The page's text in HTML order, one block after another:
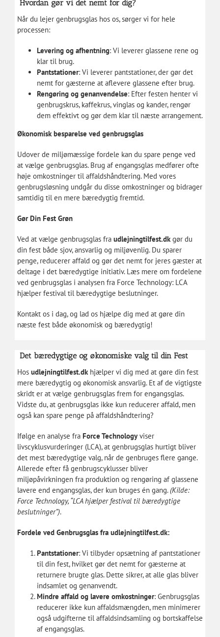
Hvordan gør vi det nemt for dig?
Når du lejer genbrugsglas hos os, sørger vi for hele
processen:
Levering og afhentning: Vi leverer glassene rene og
klar til brug.
Pantstationer: Vi leverer pantstationer, der gør det
nemt for gæsterne at aflevere glassene efter brug.
Rengøring og genanvendelse: Efter festen henter vi
genbrugskrus, kaffekrus, vinglas og kander, rengør
dem effektivt og gør dem klar til næste arrangement.
Økonomisk besparelse ved genbrugsglas
Udover de miljømæssige fordele kan du spare penge ved
at vælge genbrugsglas. Brug af engangsglas medfører ofte
høje omkostninger til affaldshåndtering. Med vores
genbrugsløsning undgår du disse omkostninger og bidrager
samtidig til en mere bæredygtig fremtid.
Gør Din Fest Grøn
Ved at vælge genbrugsglas fra udlejningtilfest.dkgør du
din fest både sjov, ansvarlig og miljøvenlig. Du sparer
penge, reducerer affald og gør det nemt for jeres gæster at
deltage i det bæredygtige initiativ. Læs mere om fordelene
ved genbrugsglas i analysen fra Force Technology: LCA
hjælper festival til bæredygtige beslutninger.
Kontakt os i dag, og lad os hjælpe dig med at gøre din
næste fest både økonomisk og bæredygtig!
Det bæredygtige og økonomiske valg til din Fest
Hos udlejningtilfest.dkhjælper vi dig med at gøre din fest
mere bæredygtig og økonomisk ansvarlig. Et af de vigtigste
skridt er at vælge genbrugsglas frem for engangsglas.
Vidste du, at genbrugsglas ikke kun reducerer affald, men
også kan spare penge på affaldshåndtering?
Ifølge en analyse fra Force Technologyviser
livscyklusvurderinger (LCA), at genbrugsglas hurtigt bliver
det mest bæredygtige valg, når de genbruges flere gange.
Allerede efter få genbrugscyklusser bliver
miljøpåvirkningen fra produktion og rengøring af glassene
lavere end engangsglas, der kun bruges én gang.(Kilde:
Force Technology, “LCA hjælper festival til bæredygtige
beslutninger”).
Fordele ved Genbrugsglas fra udlejningtilfest.dk:
Pantstationer: Vi tilbyder opsætning af pantstationer
til din fest, hvilket gør det nemt for gæsterne at
returnere brugte glas. Dette sikrer, at alle glas bliver
indsamlet og genanvendt.
Mindre affald og lavere omkostninger: Genbrugsglas
reducerer ikke kun affaldsmængden, men minimerer
også udgifterne til affaldsindsamling og bortskaffelse
af engangsglas.